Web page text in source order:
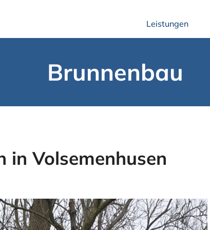
Leistungen
Brunnenbau
in Volsemenhusen